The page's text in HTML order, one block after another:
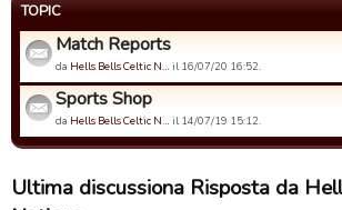
TOPIC
Match Reports
da Hells Bells Celtic N… il 16/07/20 16:52.
Sports Shop
da Hells Bells Celtic N… il 14/07/19 15:12.
Ultima discussiona Risposta da